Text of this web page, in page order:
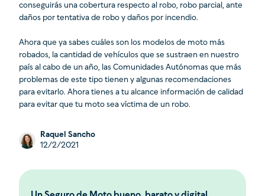
conseguirás una cobertura respecto al robo, robo parcial, ante
daños por tentativa de robo y daños por incendio.
Ahora que ya sabes cuáles son los modelos de moto más
robados, la cantidad de vehículos que se sustraen en nuestro
país al cabo de un año, las Comunidades Autónomas que más
problemas de este tipo tienen y algunas recomendaciones
para evitarlo. Ahora tienes a tu alcance información de calidad
para evitar que tu moto sea víctima de un robo.
Raquel Sancho
12/2/2021